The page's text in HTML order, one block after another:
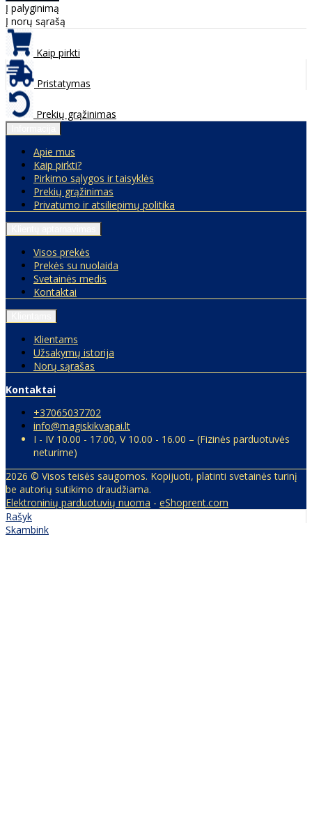
Į palyginimą
Į norų sąrašą
Kaip pirkti
Pristatymas
Prekių grąžinimas
Apie mus
Kaip pirkti?
Pirkimo sąlygos ir taisyklės
Prekių grąžinimas
Privatumo ir atsiliepimų politika
Visos prekės
Prekės su nuolaida
Svetainės medis
Kontaktai
Klientams
Užsakymų istorija
Norų sąrašas
Kontaktai
+37065037702
info@magiskikvapai.lt
I - IV 10.00 - 17.00, V 10.00 - 16.00 – (Fizinės parduotuvės
neturime)
2026 © Visos teisės saugomos. Kopijuoti, platinti svetainės turinį
be autorių sutikimo draudžiama.
Elektroninių parduotuvių nuoma - eShoprent.com
Rašyk
Skambink